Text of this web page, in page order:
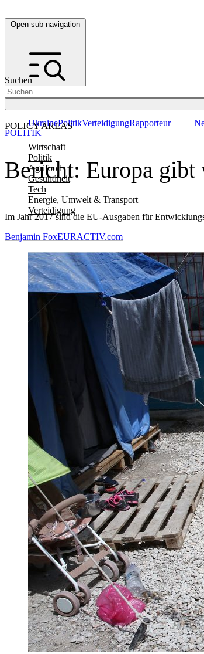
Open sub navigation
Suchen
POLICY AREAS
Wirtschaft
Politik
Agrifood
Gesundheit
Tech
Energie, Umwelt & Transport
Verteidigung
UkrainePolitikVerteidigungRapporteur
Bericht: Europa
Im Jahr 2017 sind die EU-Ausgaben für
POLITIK
Benjamin FoxEURACTIV.com